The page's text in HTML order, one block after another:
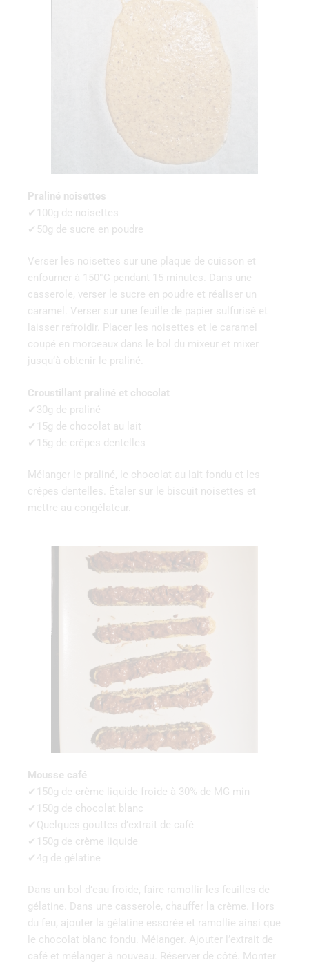
Praliné noisettes
✔100g de noisettes
✔50g de sucre en poudre
Verser les noisettes sur une plaque de cuisson et
enfourner à 150°C pendant 15 minutes. Dans une
casserole, verser le sucre en poudre et réaliser un
caramel. Verser sur une feuille de papier sulfurisé et
laisser refroidir. Placer les noisettes et le caramel
coupé en morceaux dans le bol du mixeur et mixer
jusqu’à obtenir le praliné.
Croustillant praliné et chocolat
✔30g de praliné
✔15g de chocolat au lait
✔15g de crêpes dentelles
Mélanger le praliné, le chocolat au lait fondu et les
crêpes dentelles. Étaler sur le biscuit noisettes et
mettre au congélateur.
Mousse café
✔150g de crème liquide froide à 30% de MG min
✔150g de chocolat blanc
✔Quelques gouttes d’extrait de café
✔150g de crème liquide
✔4g de gélatine
Dans un bol d’eau froide, faire ramollir les feuilles de
gélatine. Dans une casserole, chauffer la crème. Hors
du feu, ajouter la gélatine essorée et ramollie ainsi que
le chocolat blanc fondu. Mélanger. Ajouter l’extrait de
café et mélanger à nouveau. Réserver de côté. Monter